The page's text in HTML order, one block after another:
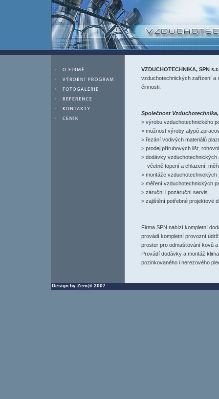
VZDUCHOTECHNIKA, SPN
vzduchotechnických zařízení a
činnosti.
Společnost Vzduchotechnika,
> výrobu vzduchotechnického
> možnost výroby atypů
> řezání vodivých materiálů
> prodej přírubových lišt,
> dodávky
včetně topení a chlazení,
> montáže vzduchotechnických
> měření vzduchotechnických
> záruční i pozáruční servis
> zajištění potřebné projektové
Firma SPN nabízí kompletní
provádí kompletní provozní
prostor pro odmašťování kovů
Provádí dodávky a montáž
pozinkovaného i nerezového
Design by Zem@2007